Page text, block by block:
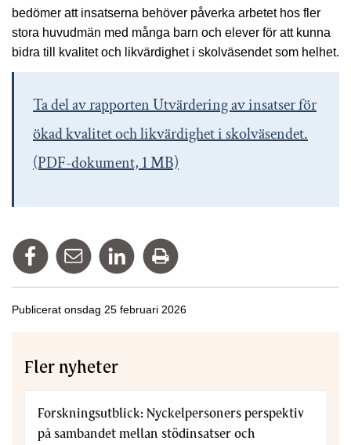
bedömer att insatserna behöver påverka arbetet hos fler
stora huvudmän med många barn och elever för att kunna
bidra till kvalitet och likvärdighet i skolväsendet som helhet.
Ta del av rapporten Utvärdering av insatser för
ökad kvalitet och likvärdighet i skolväsendet.
(PDF-dokument, 1 MB)
Dela på Facebook
Tipsa via mailDela på Linkedin
Publicerat onsdag 25 februari 2026
Fler nyheter
Forskningsutblick: Nyckelpersoners perspektiv
på sambandet mellan stödinsatser och